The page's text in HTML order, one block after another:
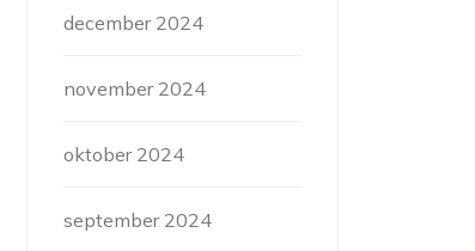
december 2024
november 2024
oktober 2024
september 2024